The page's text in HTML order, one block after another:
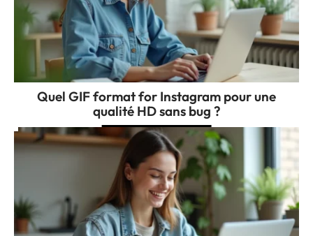
Quel GIF format for Instagram pour une
qualité HD sans bug ?